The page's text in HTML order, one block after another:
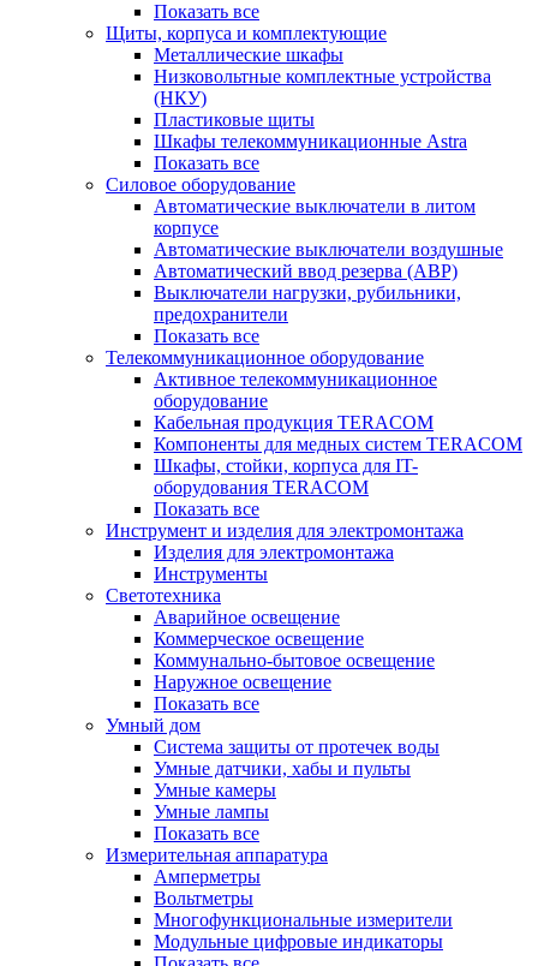
Показать все
Щиты, корпуса и комплектующие
Металлические шкафы
Низковольтные комплектные устройства
(НКУ)
Пластиковые щиты
Шкафы телекоммуникационные Astra
Показать все
Силовое оборудование
Автоматические выключатели в литом
корпусе
Автоматические выключатели воздушные
Автоматический ввод резерва (АВР)
Выключатели нагрузки, рубильники,
предохранители
Показать все
Телекоммуникационное оборудование
Активное телекоммуникационное
оборудование
Кабельная продукция TERACOM
Компоненты для медных систем TERACOM
Шкафы, стойки, корпуса для IT-
оборудования TERACOM
Показать все
Инструмент и изделия для электромонтажа
Изделия для электромонтажа
Инструменты
Светотехника
Аварийное освещение
Коммерческое освещение
Коммунально-бытовое освещение
Наружное освещение
Показать все
Умный дом
Система защиты от протечек воды
Умные датчики, хабы и пульты
Умные камеры
Умные лампы
Показать все
Измерительная аппаратура
Амперметры
Вольтметры
Многофункциональные измерители
Модульные цифровые индикаторы